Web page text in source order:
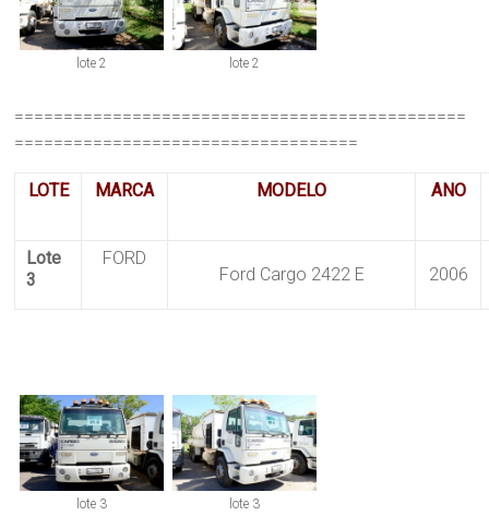
lote 2 lote 2
==============================================
===================================
LOTE MARCA MODELO ANO
Lote
3
FORD
Ford Cargo 2422 E 2006
lote 3 lote 3